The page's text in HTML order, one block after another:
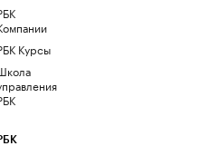
Курсы